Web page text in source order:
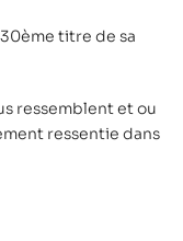
titre de sa
ressemblent et ou
ressentie dans